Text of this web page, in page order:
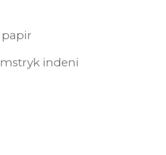
papir
indeni